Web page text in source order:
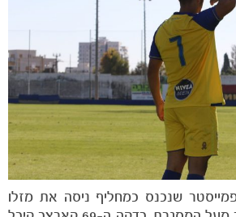
יואב הופמייסטר שנכנס כמחליף ניסה את מזלו